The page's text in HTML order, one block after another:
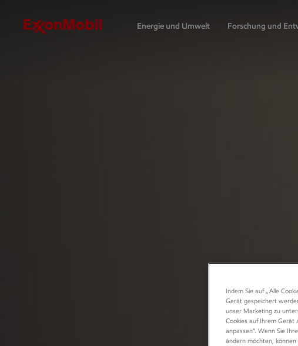
Energie und Umwelt Forschung und
Indem Sie auf „Alle
Gerät gespeichert
unser Marketing zu
Cookies auf Ihrem Gerät
anpassen“. Wenn Sie
ändern möchten,